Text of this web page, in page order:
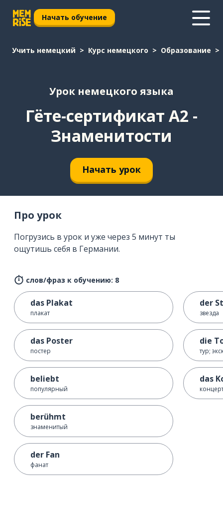
Начать обучение
Учить немецкий Курс немецкого Образование
Урок немецкого языка
Гёте-сертификат A2 -
Знаменитости
Начать урок
Про урок
Погрузись в урок и уже через 5 минут ты
ощутишь себя в Германии.
слов/фраз к обучению: 8
das Plakat
плакат
das Poster
постер
beliebt
популярный
berühmt
знаменитый
der Fan
фанат
der
звезда
die
тур;
das